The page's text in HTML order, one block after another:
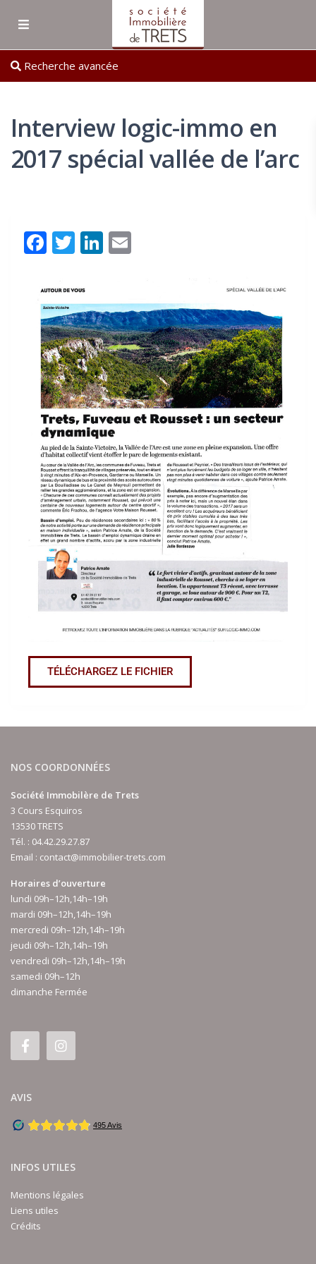
Recherche avancée
Interview logic-immo en
2017 spécial vallée de l’arc
Facebook
TwitterLinkedIn
TÉLÉCHARGEZ LE FICHIER
NOS COORDONNÉES
Société Immobilère de Trets
3 Cours Esquiros
13530 TRETS
Tél. : 04.42.29.27.87
Email : contact@immobilier-trets.com
Horaires d’ouverture
lundi 09h–12h,14h–19h
mardi 09h–12h,14h–19h
mercredi 09h–12h,14h–19h
jeudi 09h–12h,14h–19h
vendredi 09h–12h,14h–19h
samedi 09h–12h
dimanche Fermée
AVIS
INFOS UTILES
Mentions légales
Liens utiles
Crédits